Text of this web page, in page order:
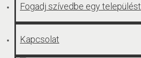
Fogadj szívedbe egy települést
Kapcsolat